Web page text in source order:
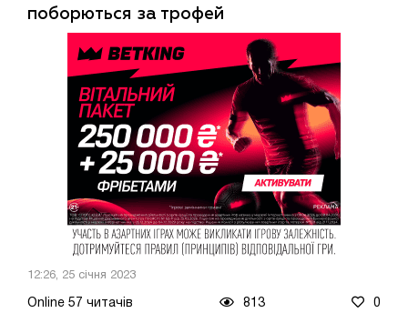
поборються за трофей
12:26, 25 січня 2023
Online 57 читачів 813 0